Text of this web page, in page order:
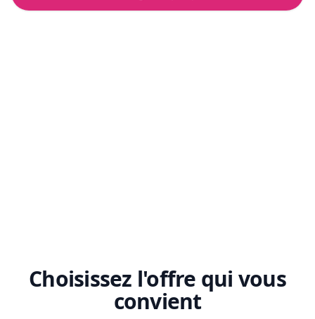
Choisissez l'offre qui vous
convient